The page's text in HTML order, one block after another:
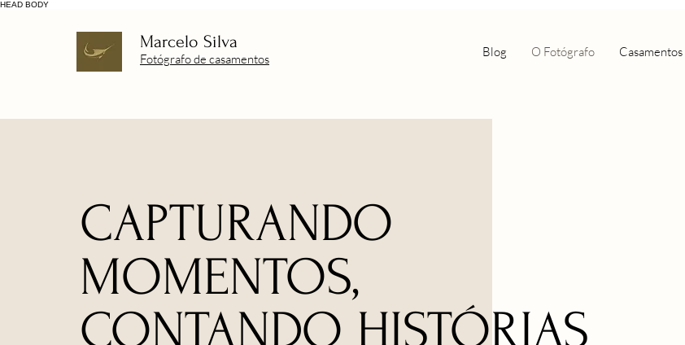
HEAD BODY
Marcelo Silva
Fotógrafo de casamentos Blog O Fotógrafo Casamentos
CAPTURANDO
MOMENTOS,
CONTANDO HISTÓRIAS